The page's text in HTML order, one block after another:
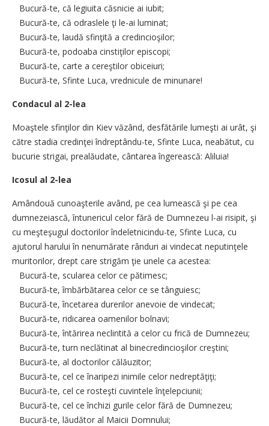
Bucură-te, că legiuita căsnicie ai iubit;
Bucură-te, că odraslele ţi le-ai luminat;
Bucură-te, laudă sfinţită a credincioşilor;
Bucură-te, podoaba cinstiţilor episcopi;
Bucură-te, carte a cereştilor obiceiuri;
Bucură-te, Sfinte Luca, vrednicule de minunare!
Condacul al 2-lea
Moaştele sfinţilor din Kiev văzând, desfătările lumeşti ai urât, şi
către stadia credinţei îndreptându-te, Sfinte Luca, neabătut, cu
bucurie strigai, prealăudate, cântarea îngerească: Aliluia!
Icosul al 2-lea
Amândouă cunoaşterile având, pe cea lumească şi pe cea
dumnezeiască, întunericul celor fără de Dumnezeu l-ai risipit, şi
cu meşteşugul doctorilor îndeletnicindu-te, Sfinte Luca, cu
ajutorul harului în nenumărate rânduri ai vindecat neputinţele
muritorilor, drept care strigăm ţie unele ca acestea:
Bucură-te, scularea celor ce pătimesc;
Bucură-te, îmbărbătarea celor ce se tânguiesc;
Bucură-te, încetarea durerilor anevoie de vindecat;
Bucură-te, ridicarea oamenilor bolnavi;
Bucură-te, întărirea neclintită a celor cu frică de Dumnezeu;
Bucură-te, turn neclătinat al binecredincioşilor creştini;
Bucură-te, al doctorilor călăuzitor;
Bucură-te, cel ce înaripezi inimile celor nedreptăţiţi;
Bucură-te, cel ce rosteşti cuvintele înţelepciunii;
Bucură-te, cel ce închizi gurile celor fără de Dumnezeu;
Bucură-te, lăudător al Maicii Domnului;